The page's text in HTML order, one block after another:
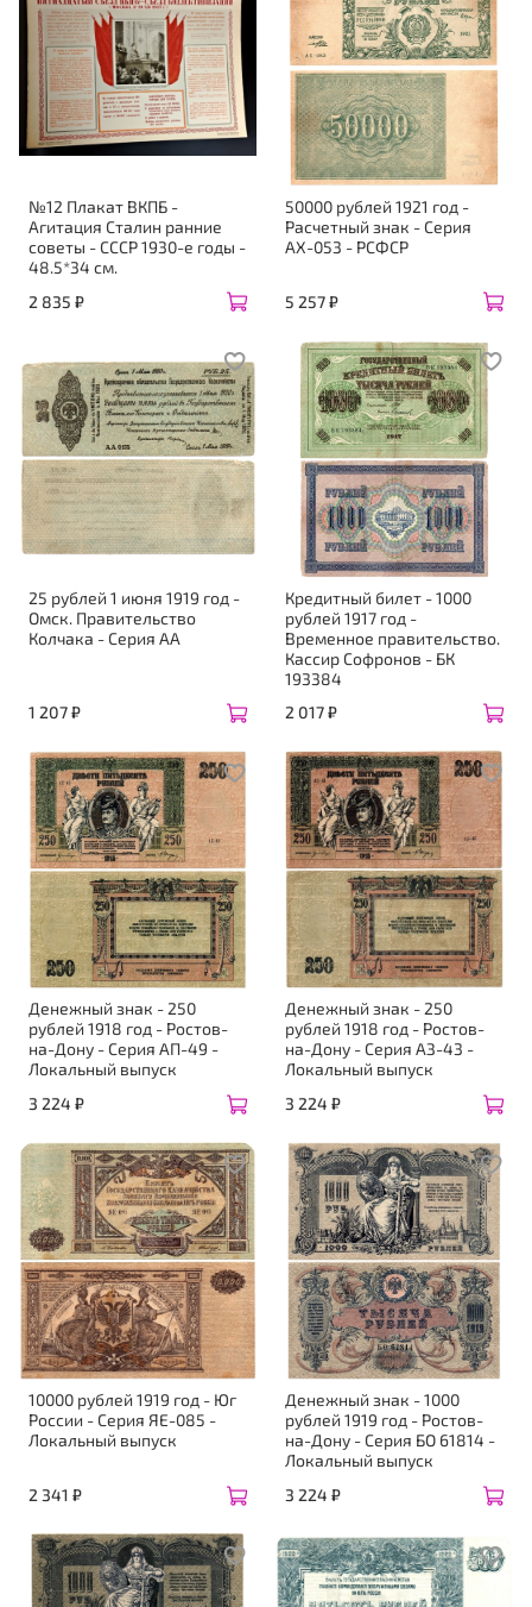
№12 Плакат ВКПБ -
Агитация Сталин ранние
советы - СССР 1930-е годы -
48.5*34 см.
2 835 ₽
50000 рублей 1921 год -
Расчетный знак - Серия
АХ-053 - РСФСР
5 257 ₽
25 рублей 1 июня 1919 год -
Омск. Правительство
Колчака - Серия АА
1 207 ₽
Кредитный билет - 1000
рублей 1917 год -
Временное правительство.
Кассир Софронов - БК
193384
2 017 ₽
Денежный знак - 250
рублей 1918 год - Ростов-
на-Дону - Серия АП-49 -
Локальный выпуск
3 224 ₽
Денежный знак - 250
рублей 1918 год - Ростов-
на-Дону - Серия АЗ-43 -
Локальный выпуск
3 224 ₽
10000 рублей 1919 год - Юг
России - Серия ЯЕ-085 -
Локальный выпуск
2 341 ₽
Денежный знак - 1000
рублей 1919 год - Ростов-
на-Дону - Серия БО 61814 -
Локальный выпуск
3 224 ₽